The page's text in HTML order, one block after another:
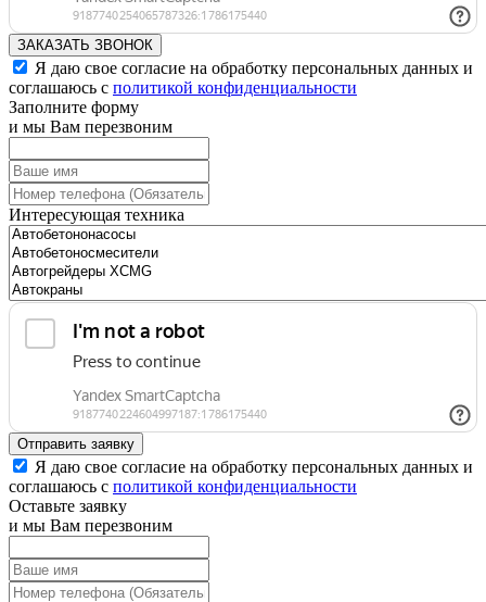
ЗАКАЗАТЬ ЗВОНОК
Я даю свое согласие на обработку персональных данных и
соглашаюсь с политикой конфиденциальности
Заполните форму
и мы Вам перезвоним
Интересующая техника
Отправить заявку
Я даю свое согласие на обработку персональных данных и
соглашаюсь с политикой конфиденциальности
Оставьте заявку
и мы Вам перезвоним